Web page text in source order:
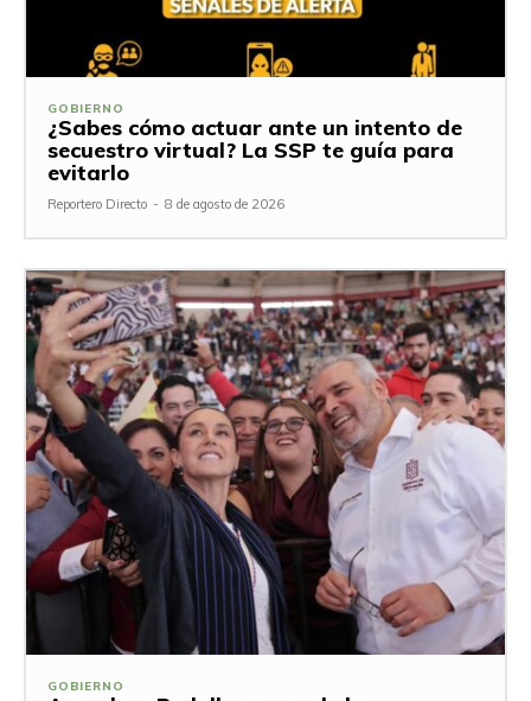
GOBIERNO
¿Sabes cómo actuar ante un intento de
secuestro virtual? La SSP te guía para
evitarlo
Reportero Directo - 8 de agosto de 2026
GOBIERNO